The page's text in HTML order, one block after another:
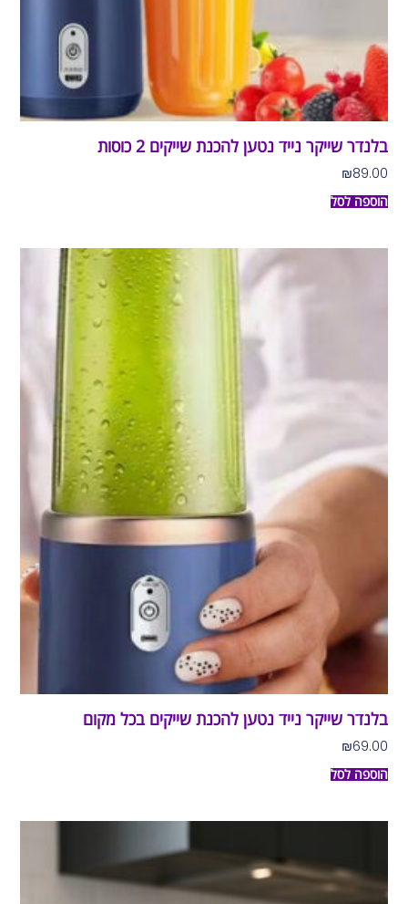
בלנדר שייקר נייד נטען להכנת שייקים 2 כוסות
₪89.00
הוספה לסל
בלנדר שייקר נייד נטען להכנת שייקים בכל מקום
₪69.00
הוספה לסל